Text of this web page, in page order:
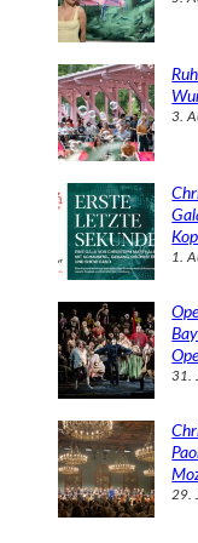
3.
1.
31.
29.